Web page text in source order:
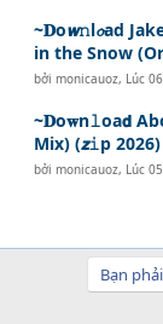
~𝐃o𝙬𝚗l𝓸ad
in the Snow
bởimonicauoz, Lúc
~𝐃o𝐰n𝚕oa𝗱
Mix) (𝙯𝚒p
bởimonicauoz, Lúc
Bạn